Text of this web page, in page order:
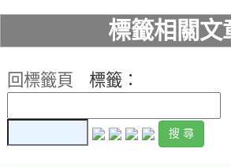
標籤相關文
回標籤頁
標籤：